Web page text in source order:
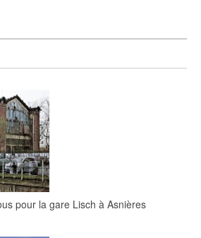
pour la gare Lisch à Asnières